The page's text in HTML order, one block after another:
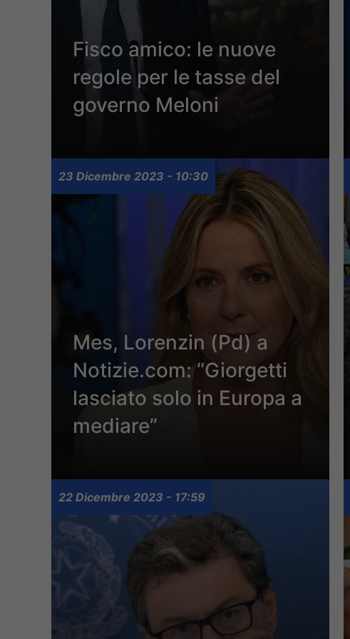
Fisco amico: le nuove
regole per le tasse del
governo Meloni
23 Dicembre 2023 - 10:30
Mes, Lorenzin (Pd) a
Notizie.com: “Giorgetti
lasciato solo in Europa a
mediare”
22 Dicembre 2023 - 17:59